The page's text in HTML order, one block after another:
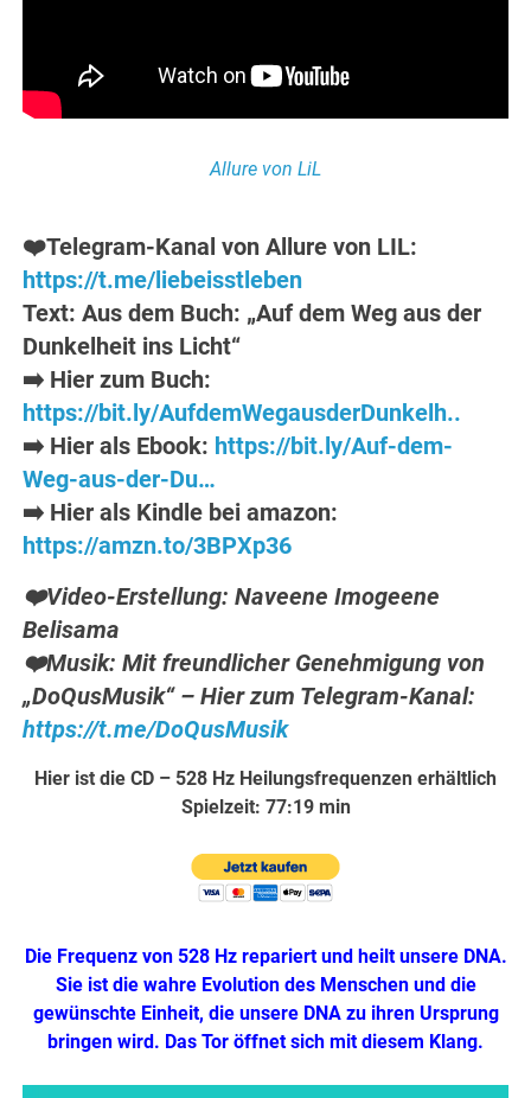
Allure von LiL
❤️Telegram-Kanal von Allure von LIL:
https://t.me/liebeisstleben
Text: Aus dem Buch: „Auf dem Weg aus der
Dunkelheit ins Licht“
➡️ Hier zum Buch:
https://bit.ly/AufdemWegausderDunkelh..
➡️ Hier als Ebook: https://bit.ly/Auf-dem-
Weg-aus-der-Du…
➡️ Hier als Kindle bei amazon:
https://amzn.to/3BPXp36
❤️Video-Erstellung: Naveene Imogeene
Belisama
❤️Musik: Mit freundlicher Genehmigung von
„DoQusMusik“ – Hier zum Telegram-Kanal:
https://t.me/DoQusMusik
Hier ist die CD – 528 Hz Heilungsfrequenzen erhältlich
Spielzeit: 77:19 min
Die Frequenz von 528 Hz repariert und heilt unsere DNA.
Sie ist die wahre Evolution des Menschen und die
gewünschte Einheit, die unsere DNA zu ihren Ursprung
bringen wird. Das Tor öffnet sich mit diesem Klang.